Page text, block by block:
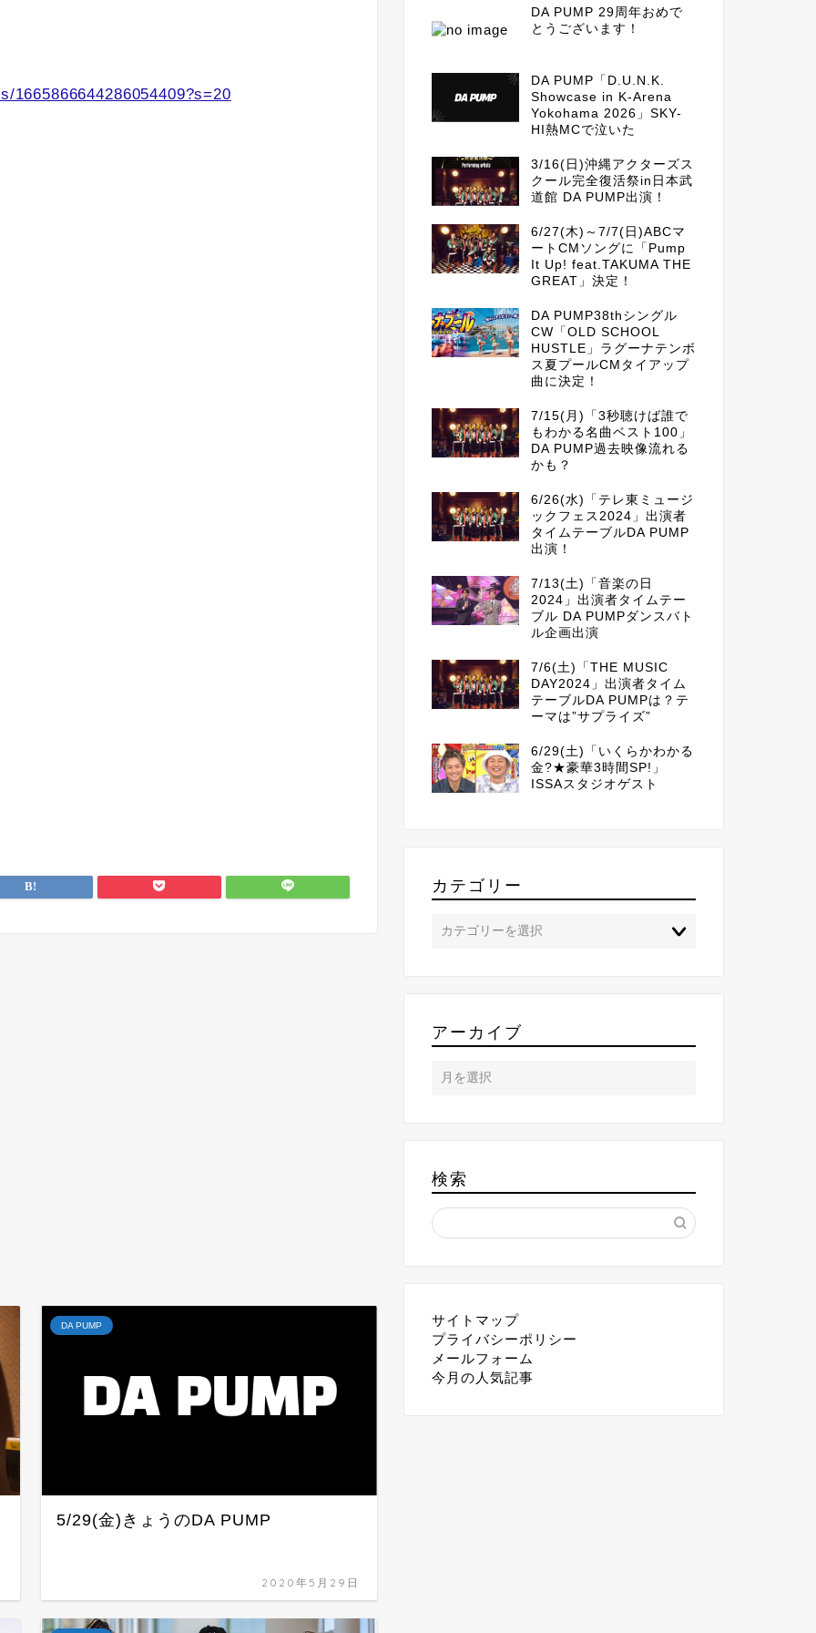
DA PUMP
5/29(金)きょうのDA PUMP
2020年5月29日
DA PUMP 29周年おめで
とうございます！
DA PUMP「D.U.N.K.
Showcase in K-Arena
Yokohama 2026」SKY-
HI熱MCで泣いた
3/16(日)沖縄アクターズス
クール完全復活祭in日本武
道館 DA PUMP出演！
6/27(木)～7/7(日)ABCマ
ートCMソングに「Pump
It Up! feat.TAKUMA THE
GREAT」決定！
DA PUMP38thシングル
CW「OLD SCHOOL
HUSTLE」ラグーナテンボ
ス夏プールCMタイアップ
曲に決定！
7/15(月)「3秒聴けば誰で
もわかる名曲ベスト100」
DA PUMP過去映像流れる
かも？
6/26(水)「テレ東ミュージ
ックフェス2024」出演者
タイムテーブルDA PUMP
出演！
7/13(土)「音楽の日
2024」出演者タイムテー
ブル DA PUMPダンスバト
ル企画出演
7/6(土)「THE MUSIC
DAY2024」出演者タイム
テーブルDA PUMPは？テ
ーマは”サプライズ”
6/29(土)「いくらかわかる
金?★豪華3時間SP!」
ISSAスタジオゲスト
カテゴリー
アーカイブ
検索
サイトマップ
プライバシーポリシー
メールフォーム
今月の人気記事